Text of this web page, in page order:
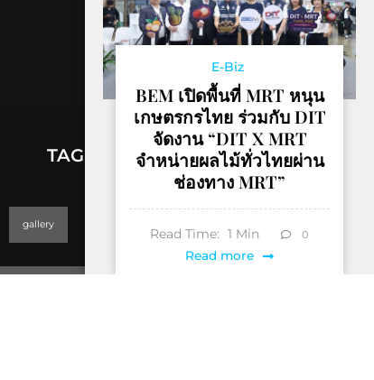
E-Biz
BEM เปิดพื้นที่ MRT หนุน
เกษตรกรไทย ร่วมกับ DIT
จัดงาน “DIT X MRT
จำหน่ายผลไม้ทั่วไทยผ่าน
ช่องทาง MRT”
Read Time: 1 Min 0
Read more
TAGS
gallery lifestyle